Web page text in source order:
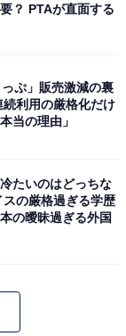
スポット。箱
い『そば』が
ノ湖や富士山
観光と合わせ
も便利だか
ような道の駅
雄大な景色の
性／広島県）
？ PTAが直面する
っぷ」販売激減の裏
続利用の厳格化だけ
当の理由」
冷たいのはどっちな
スの厳格過ぎる学歴
の曖昧過ぎる外国